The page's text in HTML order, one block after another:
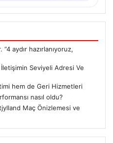
aydır hazırlanıyoruz,
Seviyeli Adresi Ve
hem de Geri Hizmetleri
nasıl oldu?
Maç Önizlemesi ve